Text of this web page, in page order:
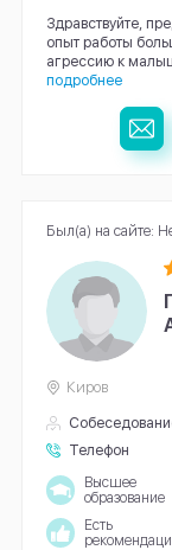
Здравствуйте,
опыт работы
агрессию к
подробнее
Телефон
Киров
Высшее
образование
Есть
Был(а) на сайте: